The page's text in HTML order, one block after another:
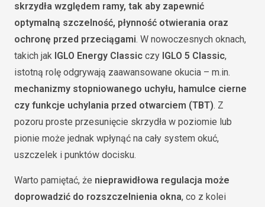
skrzydła względem ramy, tak aby zapewnić
optymalną szczelność, płynność otwierania oraz
ochronę przed przeciągami. W nowoczesnych oknach,
takich jak IGLO Energy Classic czy IGLO 5 Classic,
istotną rolę odgrywają zaawansowane okucia – m.in.
mechanizmy stopniowanego uchyłu, hamulce cierne
czy funkcje uchylania przed otwarciem (TBT). Z
pozoru proste przesunięcie skrzydła w poziomie lub
pionie może jednak wpłynąć na cały system okuć,
uszczelek i punktów docisku.
Warto pamiętać, że nieprawidłowa regulacja może
doprowadzić do rozszczelnienia okna, co z kolei